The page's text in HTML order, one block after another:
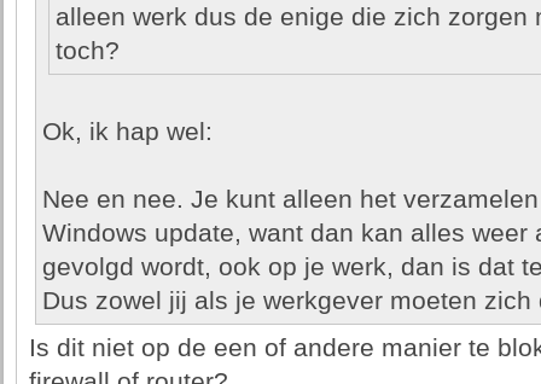
alleen werk dus de enige die zich zorgen
toch?
Ok, ik hap wel:
Nee en nee. Je kunt alleen het
Windows update, want dan kan alles weer
gevolgd wordt, ook op je werk, dan is dat
Dus zowel jij als je werkgever moeten
Is dit niet op de een of andere manier te